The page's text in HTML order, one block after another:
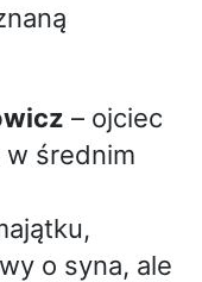
– ojciec
w średnim
o syna, ale